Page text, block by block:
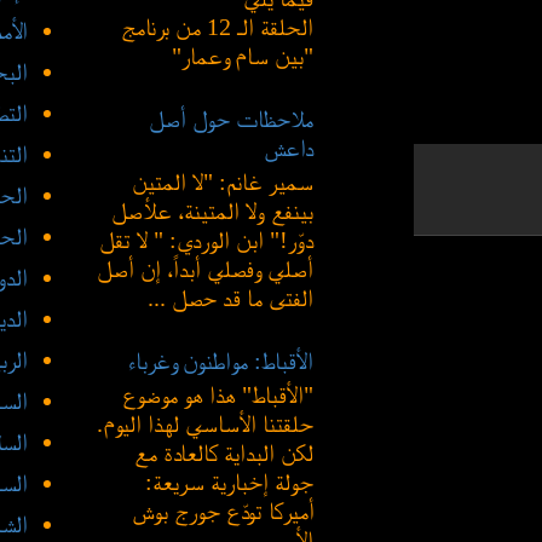
الحلقة الـ 12 من برنامج
"بين سام وعمار"
ملاحظات حول أصل
داعش
سمير غانم: "لا المتين
بينفع ولا المتينة، علأصل
دوّر!" ابن الوردي: " لا تقل
أصلي وفصلي أبداً، إن أصل
الفتى ما قد حصل ...
الأقباط: مواطنون وغرباء
"الأقباط" هذا هو موضوع
حلقتنا الأساسي لهذا اليوم.
لكن البداية كالعادة مع
جولة إخبارية سريعة:
أميركا تودّع جورج بوش